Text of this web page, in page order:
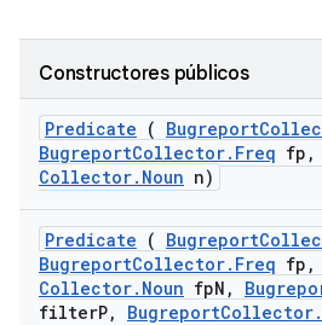
Constructores públicos
Predicate ( Bugreport
BugreportCollector. Freq fp ,
Collector. Noun n)
Predicate ( Bugreport
BugreportCollector. Freq fp ,
Collector. Noun fpN ,
filterP, BugreportCollector.